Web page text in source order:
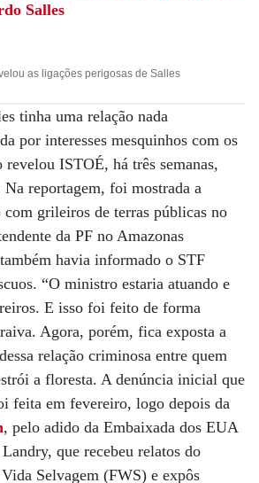
Salles
as ligações perigosas de Salles
tinha uma relação nada
por interesses mesquinhos com os
revelou ISTOÉ, há três semanas,
reportagem, foi mostrada a
grileiros de terras públicas no
da PF no Amazonas
havia informado o STF
“O ministro estaria atuando e
E isso foi feito de forma
Agora, porém, fica exposta a
relação criminosa entre quem
a floresta. A denúncia inicial que
feita em fevereiro, logo depois da
, pelo adido da Embaixada dos EUA
que recebeu relatos do
Selvagem (FWS) e expôs